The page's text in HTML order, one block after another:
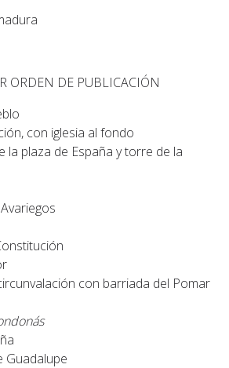
ORDEN DE PUBLICACIÓN
con iglesia al fondo
la plaza de España y torre de la
con barriada del Pomar
Guadalupe